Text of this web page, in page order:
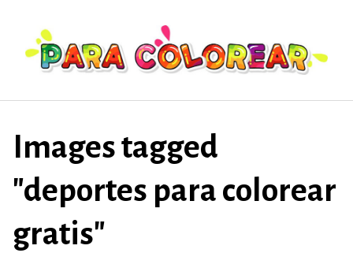
contenido
Images tagged
"deportes para colorear
gratis"